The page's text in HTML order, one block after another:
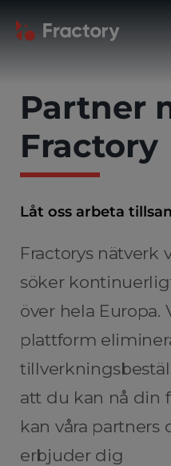
Partner
Fractory
Låt oss arbeta
Fractorys nätverk
söker
över hela Europa.
plattform
att du kan nå din
kan våra partners
erbjuder dig